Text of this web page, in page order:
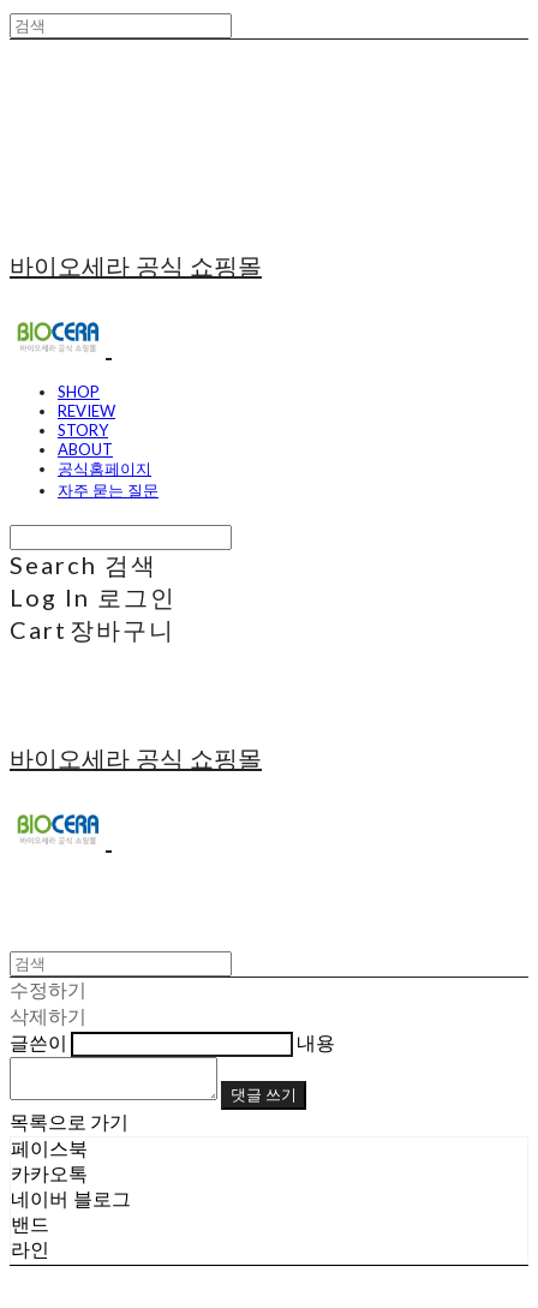
바이오세라 공식 쇼핑몰
SHOP
REVIEW
STORY
ABOUT
공식홈페이지
자주 묻는 질문
Search 검색
Log In 로그인
Cart 장바구니
바이오세라 공식 쇼핑몰
수정하기
삭제하기
글쓴이
내용
댓글 쓰기
목록으로 가기
페이스북
카카오톡
네이버 블로그
밴드
라인